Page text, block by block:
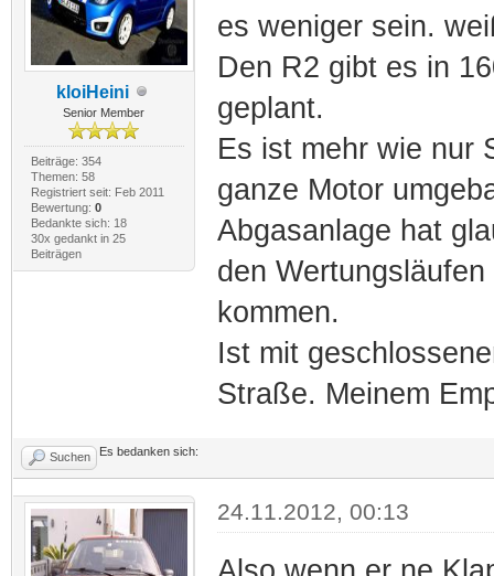
kloiHeini
Senior Member
Beiträge: 354
Themen: 58
Registriert seit: Feb 2011
Bewertung: 0
Bedankte sich: 18
30x gedankt in 25
Beiträgen
es weniger sein.
Den R2 gibt es in
geplant.
Es ist mehr wie nur
ganze Motor
Abgasanlage hat
den
kommen.
Ist mit
Straße. Meinem
Suchen Es bedanken sich:
24.11.2012, 00:13